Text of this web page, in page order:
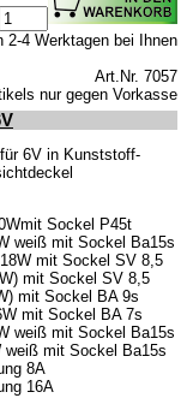
2-4 Werktagen bei Ihnen
Art.Nr. 7057
nur gegen Vorkasse
6V in Kunststoff-
Sockel P45t
weiß mit Sockel Ba15s
mit Sockel SV 8,5
mit Sockel SV 8,5
mit Sockel BA 9s
mit Sockel BA 7s
weiß mit Sockel Ba15s
weiß mit Sockel Ba15s
8A
16A